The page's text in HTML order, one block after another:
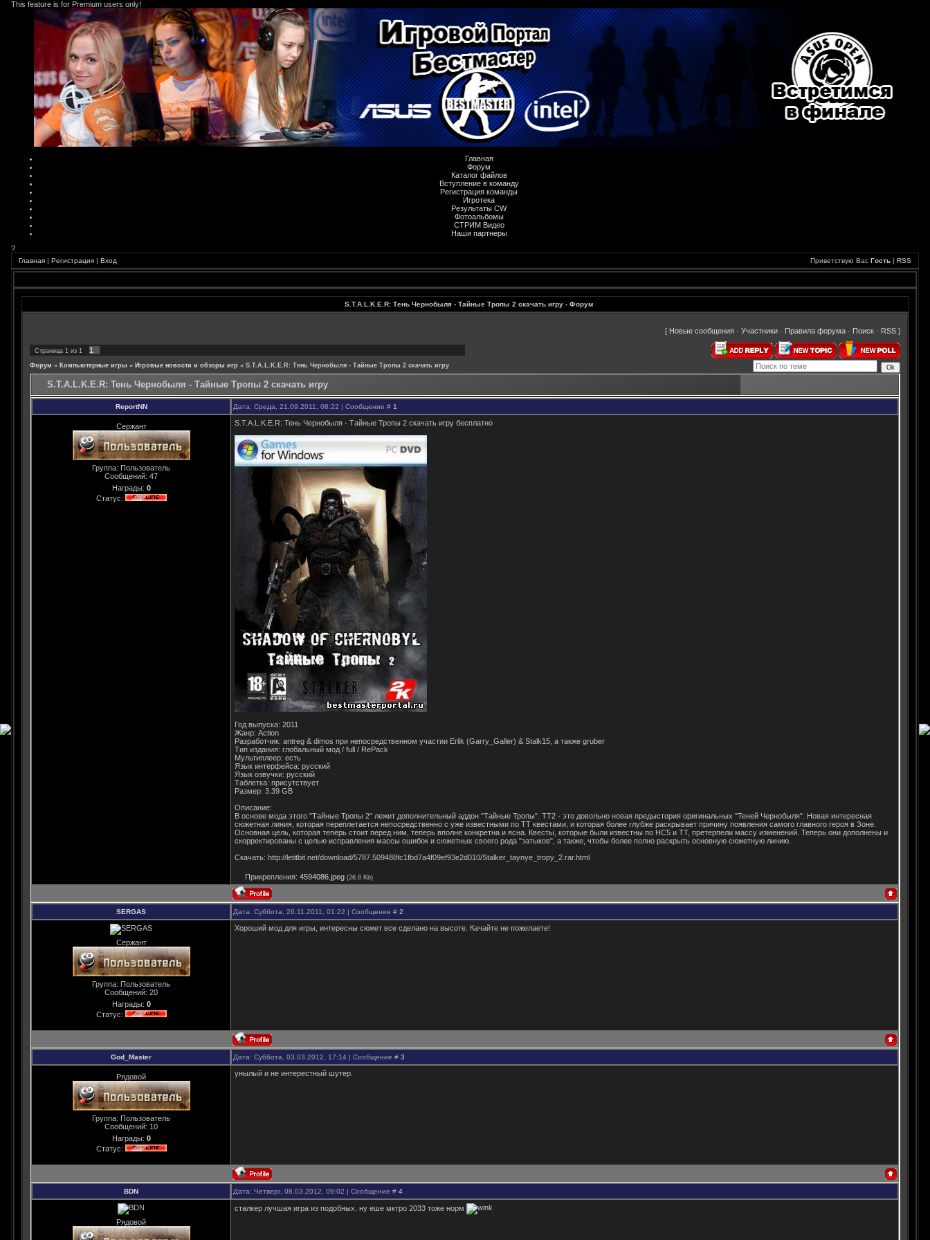
This feature is for Premium users only!
Главная
Форум
Каталог файлов
Вступление в команду
Регистрация команды
Игротека
Результаты CW
Фотоальбомы
СТРИМ Видео
Наши партнеры
?
Главная | Регистрация | Вход Приветствую Вас Гость | RSS
S.T.A.L.K.E.R: Тень Чернобыля - Тайные Тропы 2 скачать игру - Форум
[ Новые сообщения · Участники · Правила форума · Поиск · RSS ]
Страница 1 из 1 1
Форум » Компьютерные игры » Игровые новости и обзоры игр » S.T.A.L.K.E.R: Тень Чернобыля - Тайные Тропы 2 скачать игру
S.T.A.L.K.E.R: Тень Чернобыля - Тайные Тропы 2 скачать игру
ReportNN Дата: Среда, 21.09.2011, 08:22 | Сообщение # 1
Сержант
Группа: Пользователь
Сообщений: 47
Награды: 0
Статус:
S.T.A.L.K.E.R: Тень Чернобыля - Тайные Тропы 2 скачать игру бесплатно
Год выпуска: 2011
Жанр: Action
Разработчик: antreg & dimos при непосредственном участии Erlik (Garry_Galler) & Stalk15, а также gruber
Тип издания: глобальный мод / full / RePack
Мультиплеер: есть
Язык интерфейса: русский
Язык озвучки: русский
Таблетка: присутствует
Размер: 3.39 GB
Описание:
В основе мода этого "Тайные Тропы 2" лежит дополнительный аддон "Тайные Тропы". ТТ2 - это довольно новая предыстория оригинальных "Теней Чернобыля". Новая интересная
сюжетная линия, которая переплетается непосредственно с уже известными по ТТ квестами, и которая более глубже раскрывает причину появления самого главного героя в Зоне.
Основная цель, которая теперь стоит перед ним, теперь вполне конкретна и ясна. Квесты, которые были известны по НС5 и ТТ, претерпели массу изменений. Теперь они дополнены и
скорректированы с целью исправления массы ошибок и сюжетных своего рода "затыков", а также, чтобы более полно раскрыть основную сюжетную линию.
Скачать: http://letitbit.net/download/5787.509488fc1fbd7a4f09ef93e2d010/Stalker_taynye_tropy_2.rar.html
Прикрепления: 4594086.jpeg (26.8 Kb)
SERGAS Дата: Суббота, 26.11.2011, 01:22 | Сообщение # 2
Сержант
Группа: Пользователь
Сообщений: 20
Награды: 0
Статус:
Хороший мод для игры, интересны сюжет все сделано на высоте. Качайте не пожелаете!
God_Master Дата: Суббота, 03.03.2012, 17:14 | Сообщение # 3
Рядовой
Группа: Пользователь
Сообщений: 10
Награды: 0
Статус:
унылый и не интерестный шутер.
BDN Дата: Четверг, 08.03.2012, 09:02 | Сообщение # 4
Рядовой
сталкер лучшая игра из подобных. ну еше мктро 2033 тоже норм